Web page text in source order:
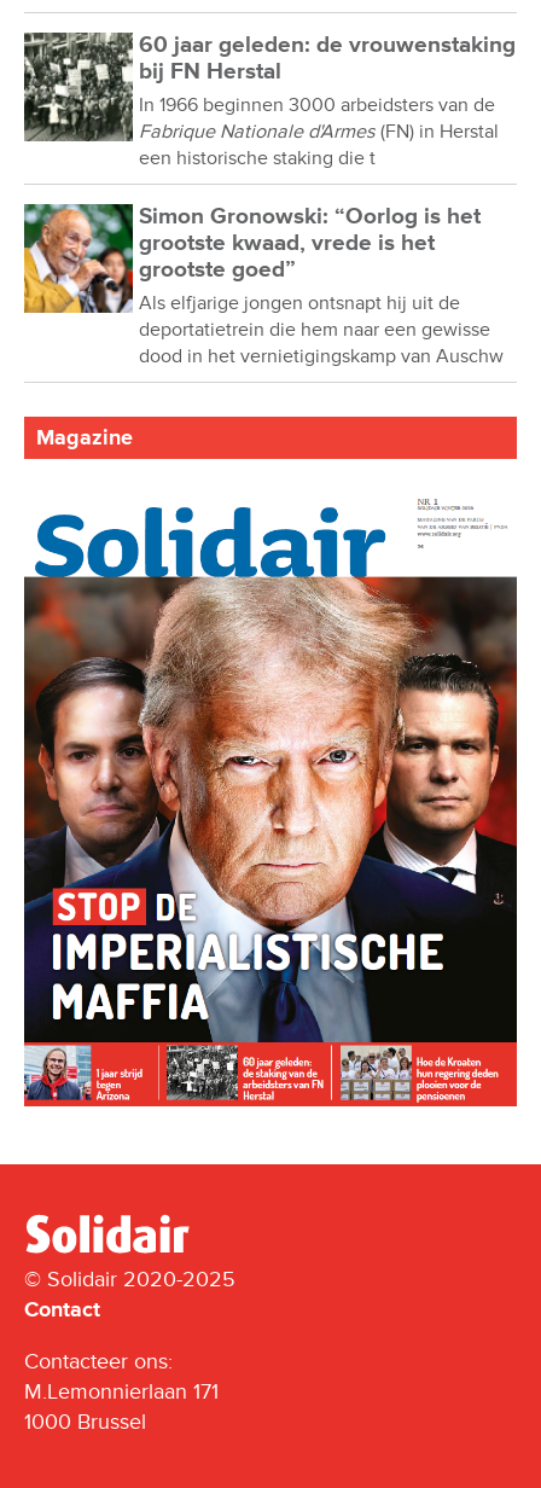
60 jaar geleden: de vrouwenstaking
bij FN Herstal
In 1966 beginnen 3000 arbeidsters van de
Fabrique Nationale d'Armes (FN) in Herstal
een historische staking die t
Simon Gronowski: “Oorlog is het
grootste kwaad, vrede is het
grootste goed”
Als elfjarige jongen ontsnapt hij uit de
deportatietrein die hem naar een gewisse
dood in het vernietigingskamp van Auschw
Magazine
© Solidair 2020-2025
Contact
Contacteer ons:
M.Lemonnierlaan 171
1000 Brussel